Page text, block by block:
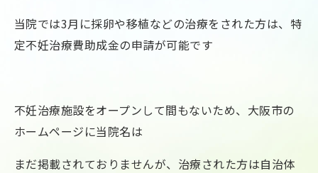
当院では3月に採卵や移植などの治療をされた方は、特
定不妊治療費助成金の申請が可能です
不妊治療施設をオープンして間もないため、大阪市の
ホームページに当院名は
まだ掲載されておりませんが、治療された方は自治体